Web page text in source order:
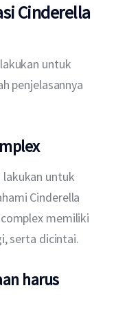
Cinderella
untuk
penjelasannya
lakukan untuk
Cinderella
memiliki
serta dicintai.
harus